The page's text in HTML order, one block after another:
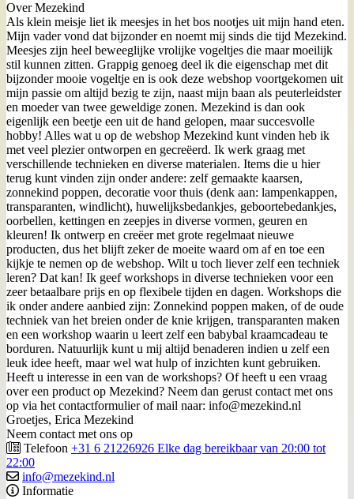
Over Mezekind
Als klein meisje liet ik meesjes in het bos nootjes uit mijn hand eten.
Mijn vader vond dat bijzonder en noemt mij sinds die tijd Mezekind.
Meesjes zijn heel beweeglijke vrolijke vogeltjes die maar moeilijk
stil kunnen zitten. Grappig genoeg deel ik die eigenschap met dit
bijzonder mooie vogeltje en is ook deze webshop voortgekomen uit
mijn passie om altijd bezig te zijn, naast mijn baan als peuterleidster
en moeder van twee geweldige zonen. Mezekind is dan ook
eigenlijk een beetje een uit de hand gelopen, maar succesvolle
hobby! Alles wat u op de webshop Mezekind kunt vinden heb ik
met veel plezier ontworpen en gecreëerd. Ik werk graag met
verschillende technieken en diverse materialen. Items die u hier
terug kunt vinden zijn onder andere: zelf gemaakte kaarsen,
zonnekind poppen, decoratie voor thuis (denk aan: lampenkappen,
transparanten, windlicht), huwelijksbedankjes, geboortebedankjes,
oorbellen, kettingen en zeepjes in diverse vormen, geuren en
kleuren! Ik ontwerp en creëer met grote regelmaat nieuwe
producten, dus het blijft zeker de moeite waard om af en toe een
kijkje te nemen op de webshop. Wilt u toch liever zelf een techniek
leren? Dat kan! Ik geef workshops in diverse technieken voor een
zeer betaalbare prijs en op flexibele tijden en dagen. Workshops die
ik onder andere aanbied zijn: Zonnekind poppen maken, of de oude
techniek van het breien onder de knie krijgen, transparanten maken
en een workshop waarin u leert zelf een babybal kraamcadeau te
borduren. Natuurlijk kunt u mij altijd benaderen indien u zelf een
leuk idee heeft, maar wel wat hulp of inzichten kunt gebruiken.
Heeft u interesse in een van de workshops? Of heeft u een vraag
over een product op Mezekind? Neem dan gerust contact met ons
op via het contactformulier of mail naar: info@mezekind.nl
Groetjes, Erica Mezekind
Neem contact met ons op
Telefoon +31 6 21226926 Elke dag bereikbaar van 20:00 tot
22:00
info@mezekind.nl
Informatie